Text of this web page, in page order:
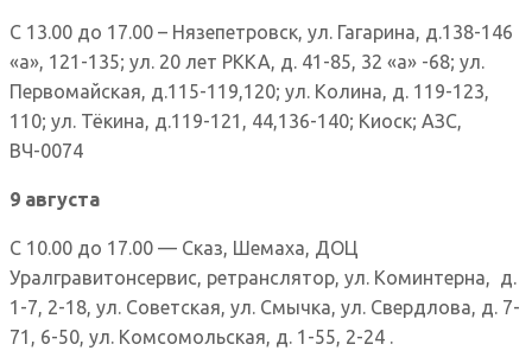
С 13.00 до 17.00 – Нязепетровск, ул. Гагарина, д.138-146
«а», 121-135; ул. 20 лет РККА, д. 41-85, 32 «а» -68; ул.
Первомайская, д.115-119,120; ул. Колина, д. 119-123,
110; ул. Тёкина, д.119-121, 44,136-140; Киоск; АЗС,
ВЧ-0074
9 августа
С 10.00 до 17.00 — Сказ, Шемаха, ДОЦ
Уралгравитонсервис, ретранслятор, ул. Коминтерна, д.
1-7, 2-18, ул. Советская, ул. Смычка, ул. Свердлова, д. 7-
71, 6-50, ул. Комсомольская, д. 1-55, 2-24 .